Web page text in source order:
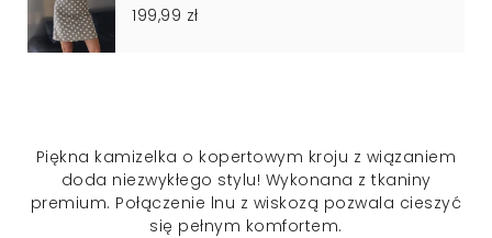
199,99 zł
Piękna kamizelka o kopertowym kroju z wiązaniem
doda niezwykłego stylu! Wykonana z tkaniny
premium. Połączenie lnu z wiskozą pozwala cieszyć
się pełnym komfortem.